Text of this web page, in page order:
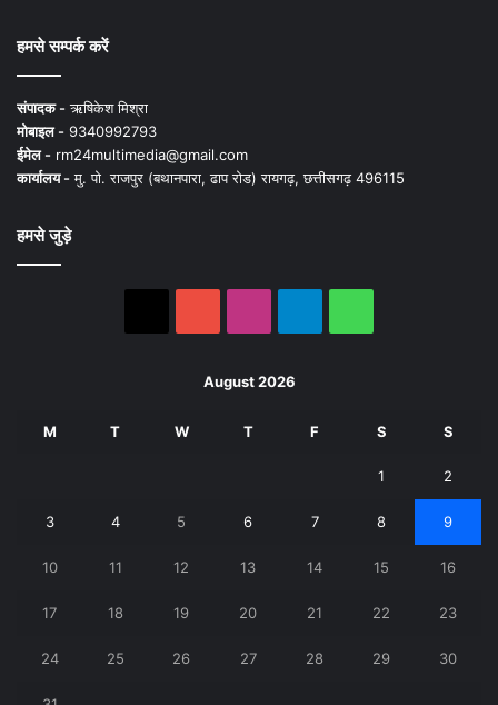
हमसे सम्पर्क करें
संपादक -ऋषिकेश मिश्रा
मोबाइल - 9340992793
ईमेल - rm24multimedia@gmail.com
कार्यालय -मु. पो. राजपुर (बथानपारा, ढाप रोड) रायगढ़, छत्तीसगढ़ 496115
हमसे जुड़े
August 2026
M T W T F S S
1 2
3 4 5 6 7 8 9
10 11 12 13 14 15 16
17 18 19 20 21 22 23
24 25 26 27 28 29 30